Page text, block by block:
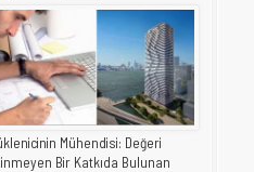
Mühendisi: Değeri
Bir Katkıda Bulunan